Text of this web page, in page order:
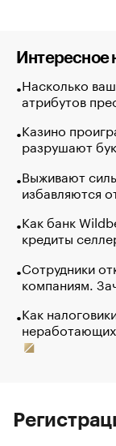
Интересное
Насколько
атрибутов
Казино
разрушают
Выживают
избавляются
Как банк
кредиты
Сотрудники
компаниям.
Как
неработающих